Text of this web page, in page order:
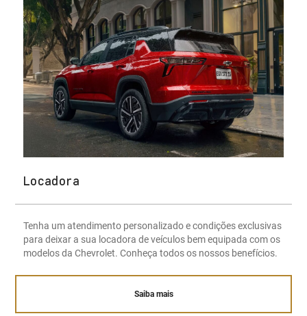
Locadora
Tenha um atendimento personalizado e condições exclusivas
para deixar a sua locadora de veículos bem equipada com os
modelos da Chevrolet. Conheça todos os nossos benefícios.
Saiba mais